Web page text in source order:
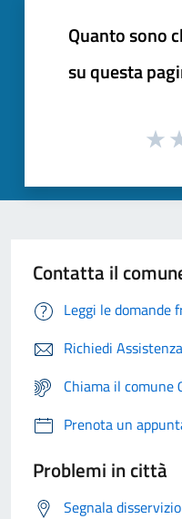
Quanto sono
su questa
Contatta il
Leggi le domande
Richiedi Assistenza
Chiama il comune
Prenota un
Problemi in città
Segnala disservizio